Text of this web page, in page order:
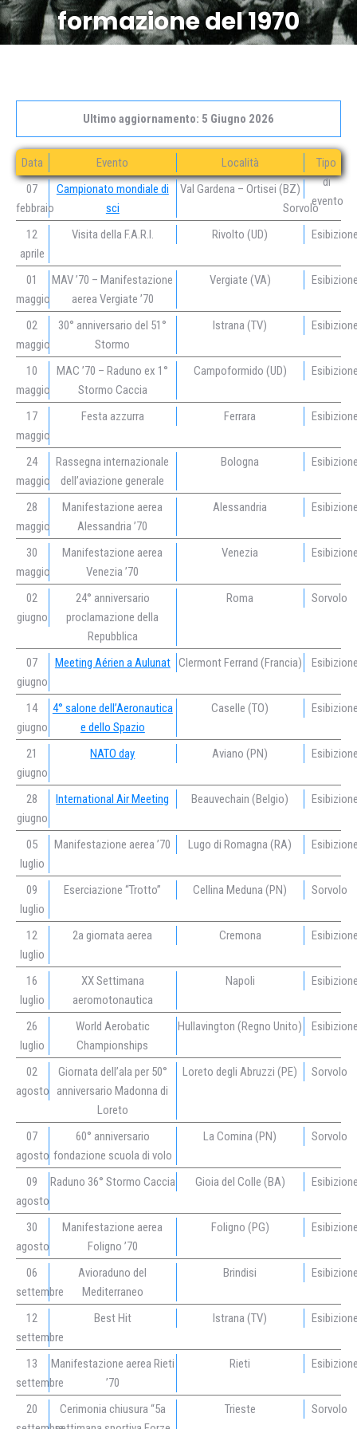
formazione del 1970
Ultimo aggiornamento: 5 Giugno 2026
Data Evento Località
Tipo
di
evento
07
febbraio
Campionato mondiale di
sci
Val Gardena – Ortisei (BZ)
Sorvolo
12
aprile
Visita della F.A.R.I. Rivolto (UD)
01
maggio
MAV ’70 – Manifestazione
aerea Vergiate ’70
Vergiate (VA)
02
maggio
30° anniversario del 51°
Stormo
Istrana (TV)
10
maggio
MAC ’70 – Raduno ex 1°
Stormo Caccia
Campoformido (UD)
17
maggio
Festa azzurra Ferrara
24
maggio
Rassegna internazionale
dell’aviazione generale
Bologna
28
maggio
Manifestazione aerea
Alessandria ’70
Alessandria
30
maggio
Manifestazione aerea
Venezia ’70
Venezia
02
giugno
24° anniversario
proclamazione della
Repubblica
Roma Sorvolo
07
giugno
Meeting Aérien a Aulunat Clermont Ferrand (Francia)
14
giugno
4° salone dell’Aeronautica
e dello Spazio
Caselle (TO)
21
giugno
NATO day Aviano (PN)
28
giugno
International Air Meeting Beauvechain (Belgio)
05
luglio
Manifestazione aerea ’70 Lugo di Romagna (RA)
09
luglio
Eserciazione “Trotto” Cellina Meduna (PN) Sorvolo
12
luglio
2a giornata aerea Cremona
16
luglio
XX Settimana
aeromotonautica
Napoli
26
luglio
World Aerobatic
Championships
Hullavington (Regno Unito)
02
agosto
Giornata dell’ala per 50°
anniversario Madonna di
Loreto
Loreto degli Abruzzi (PE) Sorvolo
07
agosto
60° anniversario
fondazione scuola di volo
La Comina (PN) Sorvolo
09
agosto
Raduno 36° Stormo Caccia Gioia del Colle (BA)
30
agosto
Manifestazione aerea
Foligno ’70
Foligno (PG)
06
settembre
Avioraduno del
Mediterraneo
Brindisi
12
settembre
Best Hit Istrana (TV)
13
settembre
Manifestazione aerea Rieti
’70
Rieti
20
Cerimonia chiusura “5a
Trieste Sorvolo